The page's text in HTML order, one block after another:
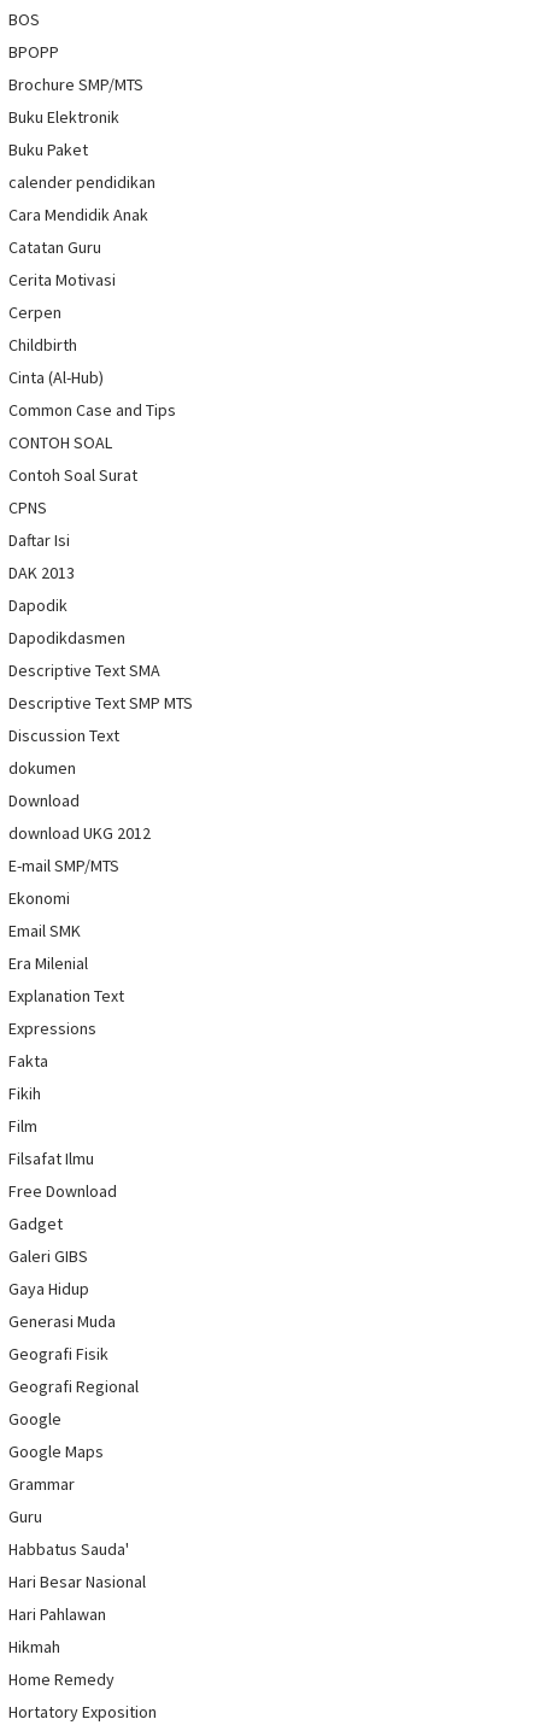
BOS
BPOPP
Brochure SMP/MTS
Buku Elektronik
Buku Paket
calender pendidikan
Cara Mendidik Anak
Catatan Guru
Cerita Motivasi
Cerpen
Childbirth
Cinta (Al-Hub)
Common Case and Tips
CONTOH SOAL
Contoh Soal Surat
CPNS
Daftar Isi
DAK 2013
Dapodik
Dapodikdasmen
Descriptive Text SMA
Descriptive Text SMP MTS
Discussion Text
dokumen
Download
download UKG 2012
E-mail SMP/MTS
Ekonomi
Email SMK
Era Milenial
Explanation Text
Expressions
Fakta
Fikih
Film
Filsafat Ilmu
Free Download
Gadget
Galeri GIBS
Gaya Hidup
Generasi Muda
Geografi Fisik
Geografi Regional
Google
Google Maps
Grammar
Guru
Habbatus Sauda'
Hari Besar Nasional
Hari Pahlawan
Hikmah
Home Remedy
Hortatory Exposition